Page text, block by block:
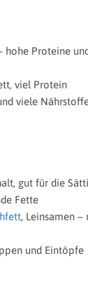
hohe Proteine
viel Protein
viele
gut für die
Fette
, Leinsamen –
und Eintöpfe